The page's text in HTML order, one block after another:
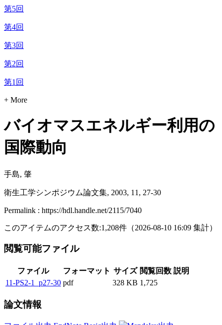
第5回
第4回
第3回
第2回
第1回
+ More
バイオマスエネルギー利用の
国際動向
手島, 肇
衛生工学シンポジウム論文集, 2003, 11, 27-30
Permalink : https://hdl.handle.net/2115/7040
このアイテムのアクセス数:1,208件 （2026-08-10 16:09 集計）
閲覧可能ファイル
ファイル フォーマット サイズ 閲覧回数 説明
11-PS2-1_p27-30 pdf 328 KB 1,725
論文情報